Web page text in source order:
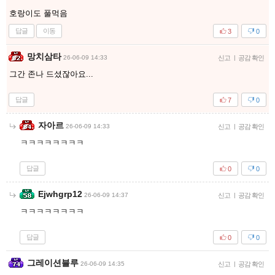
호랑이도 풀먹음
답글 이동 0
3
망치삼타 26-06-09 14:33 신고 공감 확인
그간 존나 드셨잖아요...
답글 0
7
자아르 26-06-09 14:33 신고 공감 확인
ㅋㅋㅋㅋㅋㅋㅋㅋ
답글 0
0
Ejwhgrp12 26-06-09 14:37 신고 공감 확인
ㅋㅋㅋㅋㅋㅋㅋㅋ
답글 0
0
그레이션블루 26-06-09 14:35 신고 공감 확인